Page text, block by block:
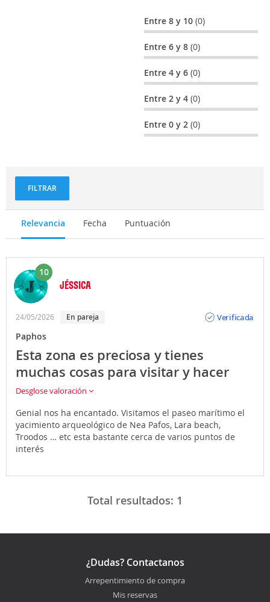
Entre 8 y 10(0)
Entre 6 y 8(0)
Entre 4 y 6(0)
Entre 2 y 4(0)
Entre 0 y 2(0)
FILTRAR
Relevancia Fecha Puntuación
10
JÉSSICA
24/05/2026 En pareja
Verificada
Paphos
Esta zona es preciosa y tienes
muchas cosas para visitar y hacer
Desglose valoración
Genial nos ha encantado. Visitamos el paseo marítimo el
yacimiento arqueológico de Nea Pafos, Lara beach,
Troodos … etc esta bastante cerca de varios puntos de
interés
Total resultados: 1
¿Dudas? Contactanos
Arrepentimiento de compra
Mis reservas